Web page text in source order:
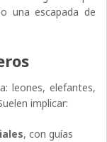
una escapada de
leones, elefantes,
implicar:
, con guías